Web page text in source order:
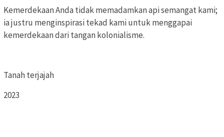
Kemerdekaan Anda tidak memadamkan api semangat kami;
ia justru menginspirasi tekad kami untuk menggapai
kemerdekaan dari tangan kolonialisme.
Tanah terjajah
2023